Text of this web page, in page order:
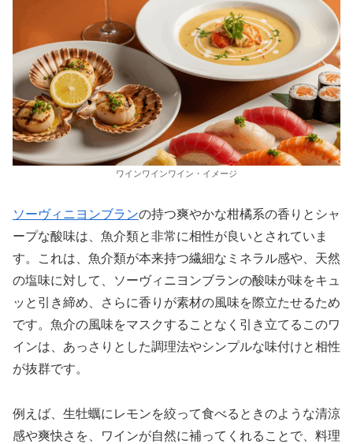
ワインワインワイン・イメージ
ソーヴィニヨンブランの持つ爽やかな柑橘系の香りとシャ
ープな酸味は、魚介類と非常に相性が良いとされていま
す。これは、魚介類が本来持つ繊細なミネラル感や、天然
の塩味に対して、ソーヴィニヨンブランの酸味が味をキュ
ッと引き締め、さらに香りが素材の風味を際立たせるため
です。魚介の風味をマスクすることなく引き立てるこのワ
インは、あっさりとした調理法やシンプルな味付けと相性
が抜群です。
例えば、生牡蠣にレモンを絞って食べるときのような清涼
感や爽快さを、ワインが自然に補ってくれることで、料理